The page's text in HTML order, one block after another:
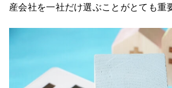
産会社を一社だけ選ぶことがとても重